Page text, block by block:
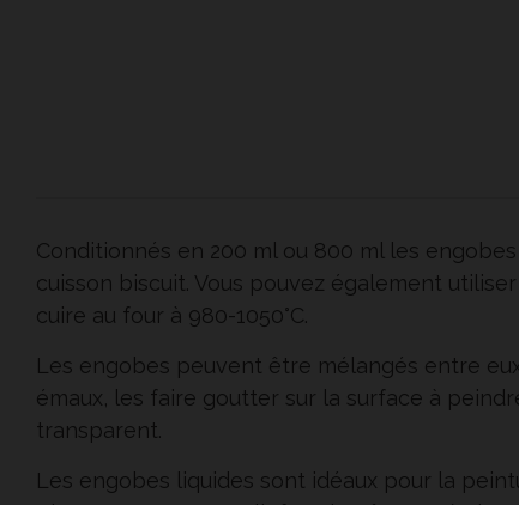
Conditionnés en 200 ml ou 800 ml les
cuisson biscuit. Vous pouvez également
cuire au four à 980-1050°C.
Les engobes peuvent être mélangés entre
émaux, les faire goutter sur la surface à
transparent.
Les engobes liquides sont idéaux pour la